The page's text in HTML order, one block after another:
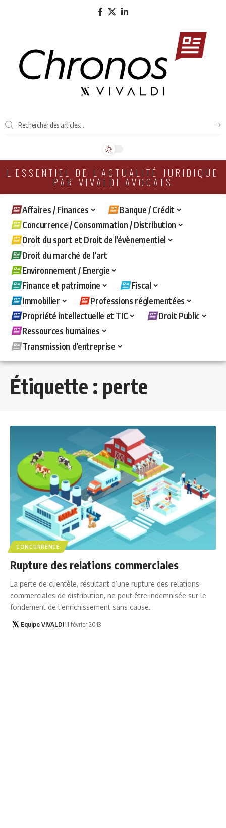
L'ESSENTIEL DE L'ACTUALITÉ JURIDIQUE
PAR VIVALDI AVOCATS
Affaires / Finances
Banque / Crédit
Concurrence / Consommation / Distribution
Droit du sport et Droit de l’évènementiel
Droit du marché de l’art
Environnement / Energie
Finance et patrimoine
Fiscal
Immobilier
Professions réglementées
Propriété intellectuelle et TIC
Droit Public
Ressources humaines
Transmission d’entreprise
Étiquette : perte
CONCURRENCE
Rupture des relations commerciales
La perte de clientèle, résultant d’une rupture des relations
commerciales de distribution, ne peut être indemnisée sur le
fondement de l’enrichissement sans cause.
Equipe VIVALDI11 février 2013